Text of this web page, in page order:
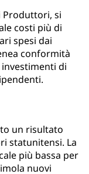
Produttori, si
costi più di
spesi dai
conformità
di
un risultato
statunitensi. La
più bassa per
nuovi